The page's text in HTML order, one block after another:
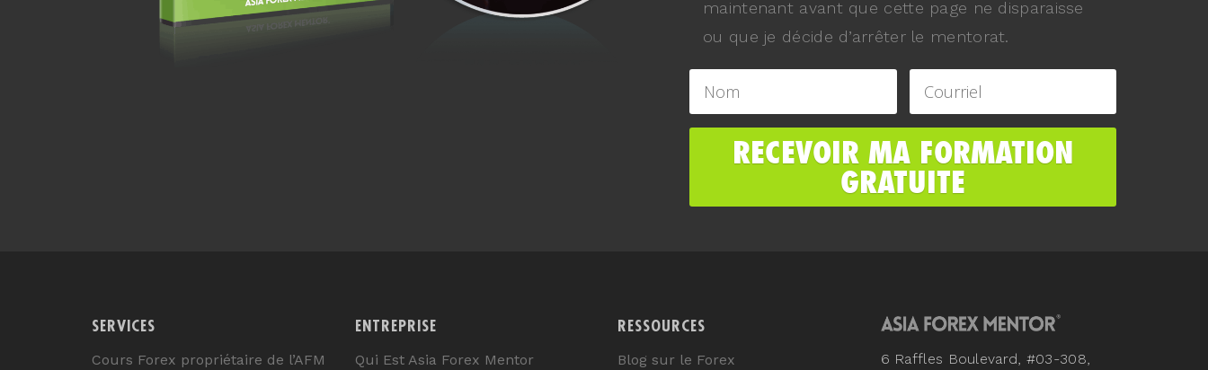
maintenant avant que cette page ne disparaisse
ou que je décide d’arrêter le mentorat.
SERVICES
Cours Forex propriétaire de l’AFM
ENTREPRISE
Qui Est Asia Forex Mentor
RESSOURCES
Blog sur le Forex 6 Raffles Boulevard, #03-308,